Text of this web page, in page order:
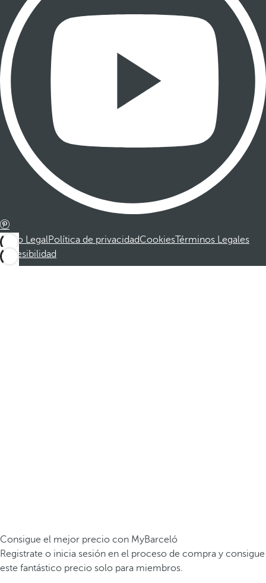
Aviso LegalPolítica de privacidadCookiesTérminos Legales
Accesibilidad
Consigue el mejor precio con MyBarceló
Registrate o inicia sesión en el proceso de compra y consigue
este fantástico precio solo para miembros.